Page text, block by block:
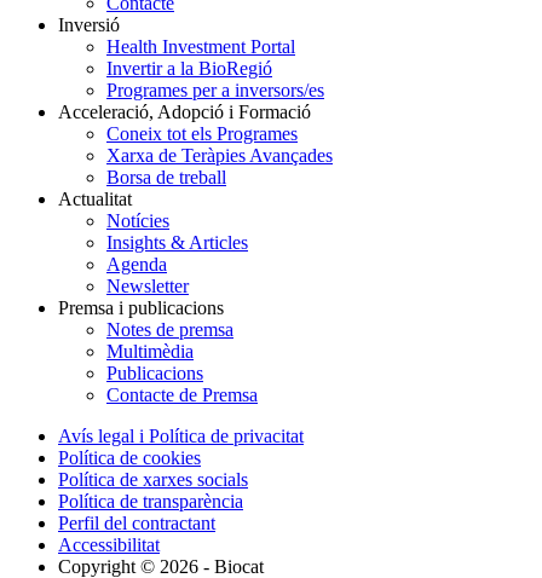
Inversió
Health Investment Portal
Invertir a la BioRegió
Programes per a inversors/es
Acceleració, Adopció i Formació
Coneix tot els Programes
Xarxa de Teràpies Avançades
Borsa de treball
Actualitat
Notícies
Insights & Articles
Agenda
Newsletter
Premsa i publicacions
Notes de premsa
Multimèdia
Publicacions
Contacte de Premsa
Avís legal i Política de privacitat
Política de cookies
Política de xarxes socials
Política de transparència
Perfil del contractant
Accessibilitat
Copyright © 2026 - Biocat